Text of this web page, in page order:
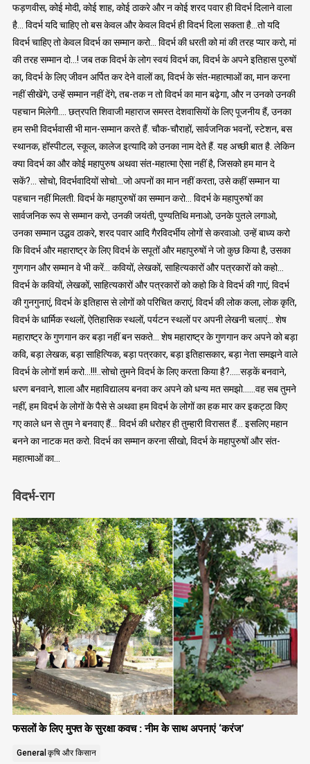
फड़णवीस, कोई मोदी, कोई शाह, कोई ठाकरे और न कोई शरद पवार ही विदर्भ दिलाने वाला
है… विदर्भ यदि चाहिए तो बस केवल और केवल विदर्भ ही विदर्भ दिला सकता है…तो यदि
विदर्भ चाहिए तो केवल विदर्भ का सम्मान करो… विदर्भ की धरती को मां की तरह प्यार करो, मां
की तरह सम्मान दो…! जब तक विदर्भ के लोग स्वयं विदर्भ का, विदर्भ के अपने इतिहास पुरुषों
का, विदर्भ के लिए जीवन अर्पित कर देने वालों का, विदर्भ के संत-महात्माओं का, मान करना
नहीं सीखेंगे, उन्हें सम्मान नहीं देंगे, तब-तक न तो विदर्भ का मान बढ़ेगा, और न उनको उनकी
पहचान मिलेगी…. छत्रपति शिवाजी महाराज समस्त देशवासियों के लिए पूजनीय हैं, उनका
हम सभी विदर्भवासी भी मान-सम्मान करते हैं. चौक-चौराहों, सार्वजनिक भवनों, स्टेशन, बस
स्थानक, हॉस्पीटल, स्कूल, कालेज इत्यादि को उनका नाम देते हैं. यह अच्छी बात है. लेकिन
क्या विदर्भ का और कोई महापुरुष अथवा संत-महात्मा ऐसा नहीं है, जिसको हम मान दे
सकें?… सोचो, विदर्भवादियों सोचो…जो अपनों का मान नहीं करता, उसे कहीं सम्मान या
पहचान नहीं मिलती. विदर्भ के महापुरुषों का सम्मान करो… विदर्भ के महापुरुषों का
सार्वजनिक रूप से सम्मान करो, उनकी जयंती, पुण्यतिथि मनाओ, उनके पुतले लगाओ,
उनका सम्मान उद्धव ठाकरे, शरद पवार आदि गैरविदर्भीय लोगों से करवाओ. उन्हें बाध्य करो
कि विदर्भ और महाराष्ट्र के लिए विदर्भ के सपूतों और महापुरुषों ने जो कुछ किया है, उसका
गुणगान और सम्मान वे भी करें… कवियों, लेखकों, साहित्यकारों और पत्रकारों को कहो…
विदर्भ के कवियों, लेखकों, साहित्यकारों और पत्रकारों को कहो कि वे विदर्भ की गाएं, विदर्भ
की गुनगुनाएं, विदर्भ के इतिहास से लोगों को परिचित कराएं, विदर्भ की लोक कला, लोक कृति,
विदर्भ के धार्मिक स्थलों, ऐतिहासिक स्थलों, पर्यटन स्थलों पर अपनी लेखनी चलाएं… शेष
महाराष्ट्र के गुणगान कर बड़ा नहीं बन सकते… शेष महाराष्ट्र के गुणगान कर अपने को बड़ा
कवि, बड़ा लेखक, बड़ा साहित्यिक, बड़ा पत्रकार, बड़ा इतिहासकार, बड़ा नेता समझने वाले
विदर्भ के लोगों शर्म करो…!!!..सोचो तुमने विदर्भ के लिए करता किया है?…..सड़कें बनवाने,
धरण बनवाने, शाला और महाविद्यालय बनवा कर अपने को धन्य मत समझो……वह सब तुमने
नहीं, हम विदर्भ के लोगों के पैसे से अथवा हम विदर्भ के लोगों का हक मार कर इकट्ठा किए
गए काले धन से तुम ने बनवाए हैं… विदर्भ की धरोहर ही तुम्हारी विरासत हैं… इसलिए महान
बनने का नाटक मत करो. विदर्भ का सम्मान करना सीखो, विदर्भ के महापुरुषों और संत-
महात्माओं का…
विदर्भ-राग
फसलों के लिए मुफ्त के सुरक्षा कवच : नीम के साथ अपनाएं ‘करंज’
General कृषि और किसान